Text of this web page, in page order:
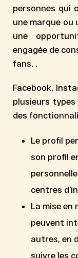
personnes qui
une marque ou
une
engagée de
fans. .
Facebook,
plusieurs types
des
Le profil
son profil
centres
La mise en
peuvent
autres, en
suivre les